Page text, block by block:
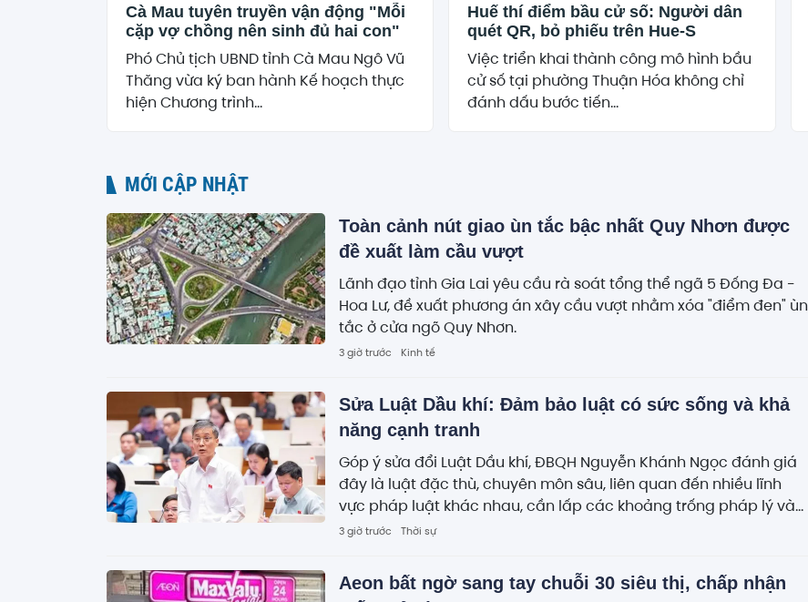
Cà Mau tuyên truyền vận động "Mỗi
cặp vợ chồng nên sinh đủ hai con"
Phó Chủ tịch UBND tỉnh Cà Mau Ngô Vũ
Thăng vừa ký ban hành Kế hoạch thực
hiện Chương trình...
Huế thí điểm bầu cử số: Người dân
quét QR, bỏ phiếu trên Hue-S
Việc triển khai thành công mô hình bầu
cử số tại phường Thuận Hóa không chỉ
đánh dấu bước tiến...
MỚI CẬP NHẬT
Toàn cảnh nút giao ùn tắc bậc nhất Quy Nhơn được
đề xuất làm cầu vượt
Lãnh đạo tỉnh Gia Lai yêu cầu rà soát tổng thể ngã 5 Đống Đa -
Hoa Lư, đề xuất phương án xây cầu vượt nhằm xóa "điểm đen" ùn
tắc ở cửa ngõ Quy Nhơn.
3 giờ trước Kinh tế
Sửa Luật Dầu khí: Đảm bảo luật có sức sống và khả
năng cạnh tranh
Góp ý sửa đổi Luật Dầu khí, ĐBQH Nguyễn Khánh Ngọc đánh giá
đây là luật đặc thù, chuyên môn sâu, liên quan đến nhiều lĩnh
vực pháp luật khác nhau, cần lấp các khoảng trống pháp lý và
xử lý những vấn đề phát sinh trong thực tiễn.
3 giờ trước Thời sự
Aeon bất ngờ sang tay chuỗi 30 siêu thị, chấp nhận